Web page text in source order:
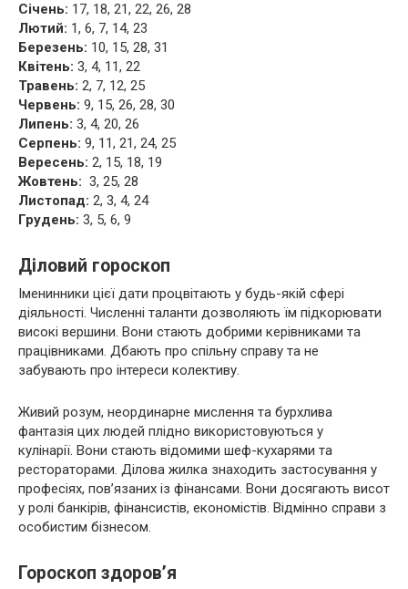
Січень: 17, 18, 21, 22, 26, 28
Лютий: 1, 6, 7, 14, 23
Березень: 10, 15, 28, 31
Квітень: 3, 4, 11, 22
Травень: 2, 7, 12, 25
Червень: 9, 15, 26, 28, 30
Липень: 3, 4, 20, 26
Серпень: 9, 11, 21, 24, 25
Вересень: 2, 15, 18, 19
Жовтень: 3, 25, 28
Листопад: 2, 3, 4, 24
Грудень: 3, 5, 6, 9
Діловий гороскоп
Іменинники цієї дати процвітають у будь-якій сфері
діяльності. Численні таланти дозволяють їм підкорювати
високі вершини. Вони стають добрими керівниками та
працівниками. Дбають про спільну справу та не
забувають про інтереси колективу.
Живий розум, неординарне мислення та бурхлива
фантазія цих людей плідно використовуються у
кулінарії. Вони стають відомими шеф-кухарями та
рестораторами. Ділова жилка знаходить застосування у
професіях, пов’язаних із фінансами. Вони досягають висот
у ролі банкірів, фінансистів, економістів. Відмінно справи з
особистим бізнесом.
Гороскоп здоров’я